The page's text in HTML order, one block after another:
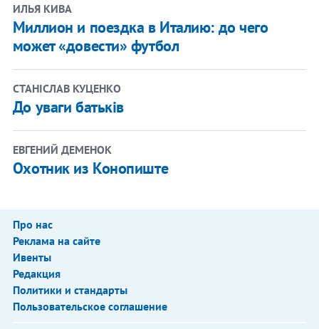
ИЛЬЯ КИВА
Миллион и поездка в Италию: до чего
может «довести» футбол
СТАНІСЛАВ КУЦЕНКО
До уваги батьків
ЕВГЕНИЙ ДЕМЕНОК
Охотник из Конопиште
Про нас
Реклама на сайте
Ивенты
Редакция
Политики и стандарты
Пользовательское соглашение